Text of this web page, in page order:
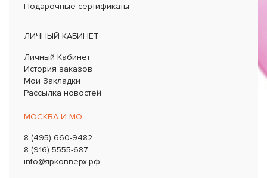
Подарочные сертификаты
ЛИЧНЫЙ КАБИНЕТ
Личный Кабинет
История заказов
Мои Закладки
Рассылка новостей
МОСКВА И МО
8 (495) 660-9482
8 (916) 5555-687
info@ярковверх.рф